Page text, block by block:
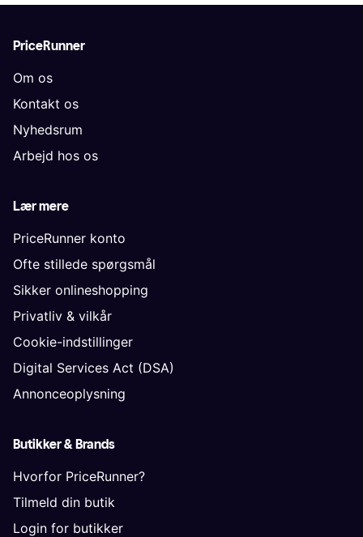
PriceRunner
Om os
Kontakt os
Nyhedsrum
Arbejd hos os
Lær mere
PriceRunner konto
Ofte stillede spørgsmål
Sikker onlineshopping
Privatliv & vilkår
Cookie-indstillinger
Digital Services Act (DSA)
Annonceoplysning
Butikker & Brands
Hvorfor PriceRunner?
Tilmeld din butik
Login for butikker